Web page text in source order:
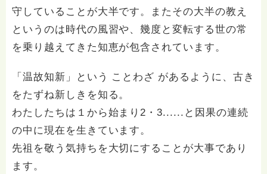
守していることが大半です。またその大半の教え
というのは時代の風習や、幾度と変転する世の常
を乗り越えてきた知恵が包含されています。
「温故知新」という ことわざ があるように、古き
をたずね新しきを知る。
わたしたちは１から始まり2・3......と因果の連続
の中に現在を生きています。
先祖を敬う気持ちを大切にすることが大事であり
ます。